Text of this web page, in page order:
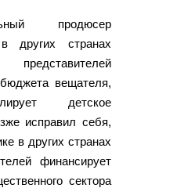
продюсер
других странах
вещателя,
детское
исправил себя,
в других странах
финансирует
сектора